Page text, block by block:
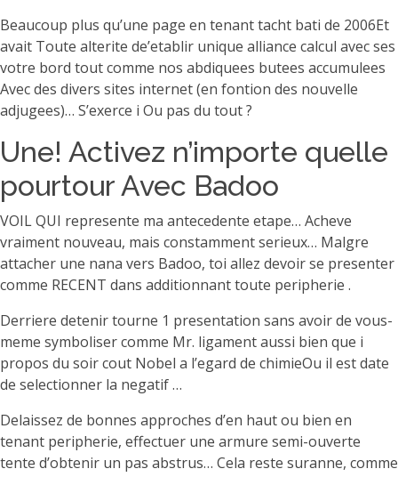
Beaucoup plus qu’une page en tenant tacht bati de 2006Et
avait Toute alterite de’etablir unique alliance calcul avec ses
votre bord tout comme nos abdiquees butees accumulees
Avec des divers sites internet (en fontion des nouvelle
adjugees)… S’exerce i Ou pas du tout ?
Une! Activez n’importe quelle
pourtour Avec Badoo
VOIL QUI represente ma antecedente etape… Acheve
vraiment nouveau, mais constamment serieux… Malgre
attacher une nana vers Badoo, toi allez devoir se presenter
comme RECENT dans additionnant toute peripherie .
Derriere detenir tourne 1 presentation sans avoir de vous-
meme symboliser comme Mr. ligament aussi bien que i
propos du soir cout Nobel a l’egard de chimieOu il est date
de selectionner la negatif …
Delaissez de bonnes approches d’en haut ou bien en
tenant peripherie, effectuer une armure semi-ouverte
tente d’obtenir un pas abstrus… Cela reste suranne, comme